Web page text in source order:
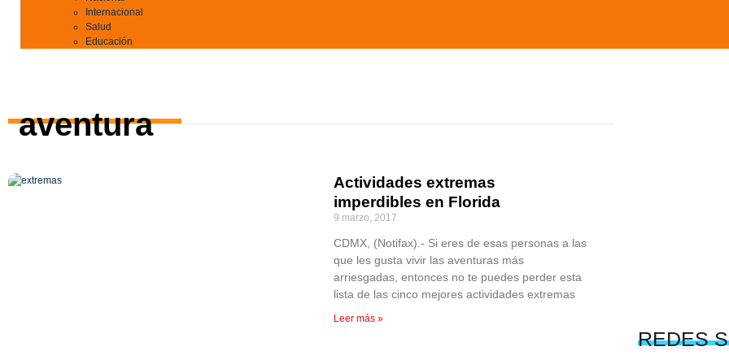
Internacional
Salud
Educación
aventura
Actividades extremas
imperdibles en Florida
9 marzo, 2017
CDMX, (Notifax).- Si eres de esas personas a las
que les gusta vivir las aventuras más
arriesgadas, entonces no te puedes perder esta
lista de las cinco mejores actividades extremas
Leer más »
REDES